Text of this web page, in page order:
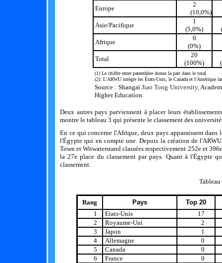
Europe
2
(10,0%)
Asie/Pacifique
1
(5,0%)
Afrique
0
(0%)
Total
20
(100%)
(1) Le chiffre entre parenthèse donne la part dans le total
(2): L'ARWU intègre les États-Unis, le Canada et l'Amérique
Source : ShangaïJiao Tong University,
Higher Education.
Deux autres pays parviennent à placer leurs
montre le tableau 3 qui présente le classement des
En ce qui concerne l'Afrique, deux pays apparaissent
l'Égypte qui en compte une. Depuis la création de
Town et Witwatersrand classées respectivement 252e et
la 27e place du classement par pays. Quant à l'Égypte
classement.
Rang Pays
Top 20
1
Etats-Unis
17
2
Royaume-Uni
2
3
Japon
1
4
Allemagne
0
5
Canada
0
6
France
0